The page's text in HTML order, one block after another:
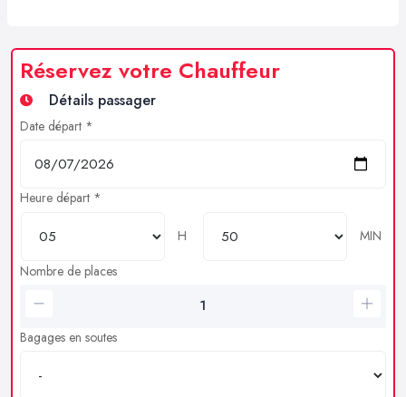
Réservez votre Chauffeur
Détails passager
Date départ *
Heure départ *
H
MIN
Nombre de places
Bagages en soutes